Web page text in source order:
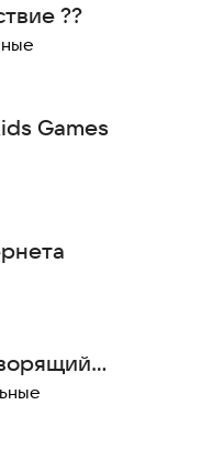
??
Games